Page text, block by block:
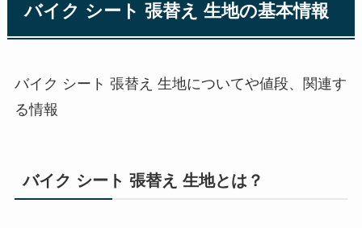
バイク シート 張替え 生地の基本情報
バイク シート 張替え 生地についてや値段、関連す
る情報
バイク シート 張替え 生地とは？